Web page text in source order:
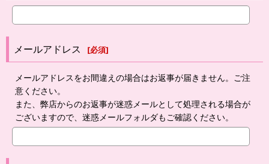
メールアドレス [必須]
メールアドレスをお間違えの場合はお返事が届きません。ご注
意ください。
また、弊店からのお返事が迷惑メールとして処理される場合が
ございますので、迷惑メールフォルダもご確認ください。